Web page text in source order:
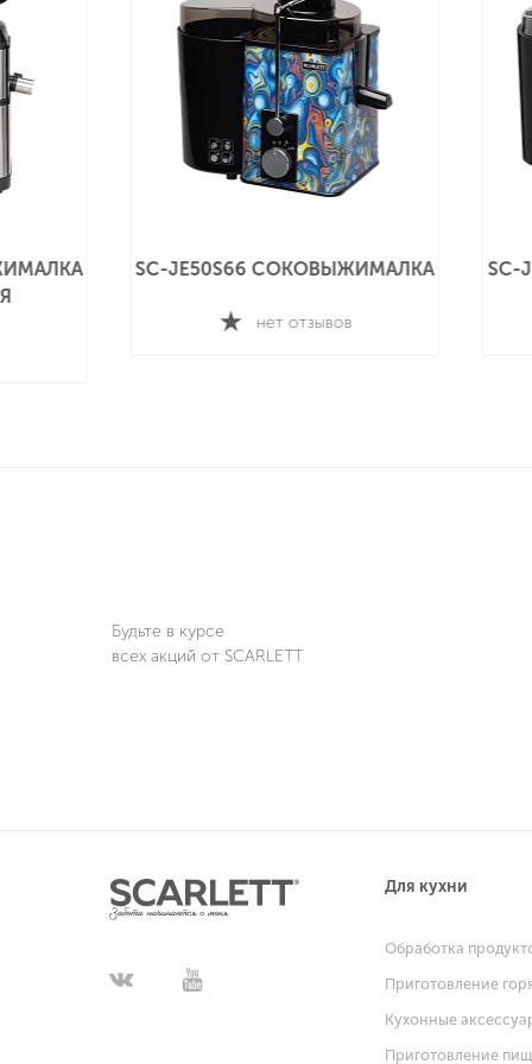
SC-JE50S67 СОКОВЫЖИМАЛКА
нет отзывов
SC-
Будьте в курсе
всех акций от SCARLETT
Для кухни
Обработка
Приготовление
Кухонные
Приготовление